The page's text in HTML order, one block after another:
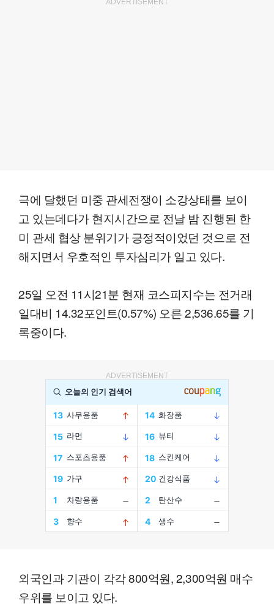
ADVERTISEMENT
극에 달했던 미중 관세전쟁이 소강상태를 보이
고 있는데다가 현지시간으로 전날 밤 진행된 한
미 관세 협상 분위기가 긍정적이었던 것으로 전
해지면서 우호적인 투자심리가 일고 있다.
25일 오전 11시21분 현재 코스피지수는 전거래
일대비 14.32포인트(0.57%) 오른 2,536.65를 기
록중이다.
ADVERTISEMENT
외국인과 기관이 각각 800억원, 2,300억원 매수
우위를 보이고 있다.